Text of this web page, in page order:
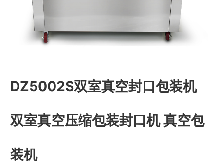
DZ5002S双室真空封口包装机
双室真空压缩包装封口机 真空包
装机